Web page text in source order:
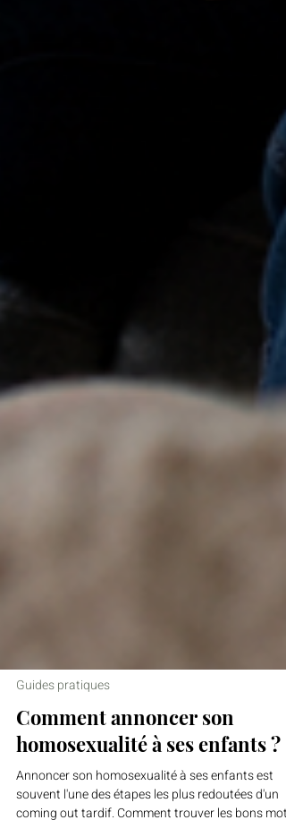
Guides pratiques